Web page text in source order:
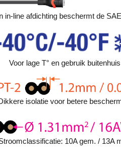
in-line afdichting beschermt de
Voor lage T° en gebruik
isolatie voor betere
10A gem. / 13A